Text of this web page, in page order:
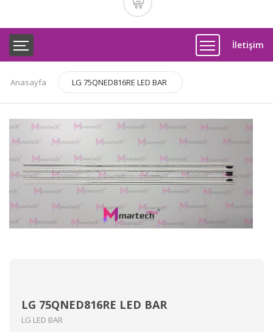
İletişim
Anasayfa ​​​​​​​LG 75QNED816RE LED BAR
​​​​​​​LG 75QNED816RE LED BAR
LG LED BAR